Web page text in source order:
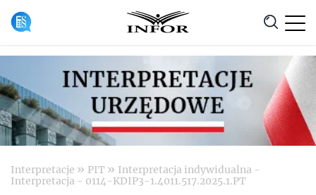
Anuluj
Interpretacje » PIT » Interpretacja indywidualna -
Interpretacja - 0114-KDIP3-1.4011.517.2025.1.PT